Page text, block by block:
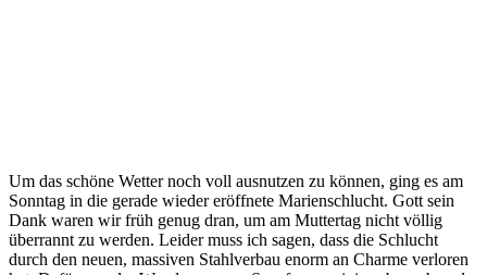
Um das schöne Wetter noch voll ausnutzen zu können, ging es am
Sonntag in die gerade wieder eröffnete Marienschlucht. Gott sein
Dank waren wir früh genug dran, um am Muttertag nicht völlig
überrannt zu werden. Leider muss ich sagen, dass die Schlucht
durch den neuen, massiven Stahlverbau enorm an Charme verloren